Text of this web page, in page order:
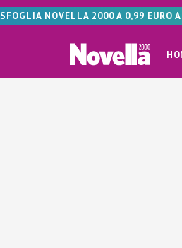
SFOGLIA NOVELLA 2000 A 0,99 EURO